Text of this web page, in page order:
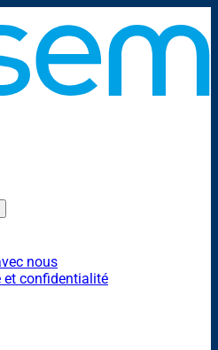
nous
et confidentialité